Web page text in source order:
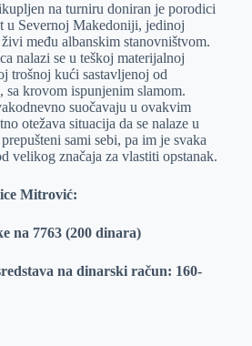
na turniru doniran je porodici
u Severnoj Makedoniji, jedinoj
među albanskim stanovništvom.
nalazi se u teškoj materijalnoj
trošnoj kući sastavljenoj od
sa krovom ispunjenim slamom.
suočavaju u ovakvim
otežava situacija da se nalaze u
sami sebi, pa im je svaka
velikog značaja za vlastiti opstanak.
Mitrović:
na 7763 (200 dinara)
na dinarski račun: 160-